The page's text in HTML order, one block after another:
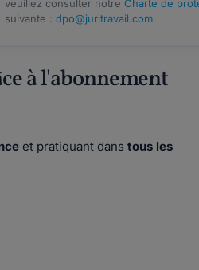
veuillez consulter notre Charte de
suivante : dpo@juritravail.com.
à l'abonnement
et pratiquant dans tous les